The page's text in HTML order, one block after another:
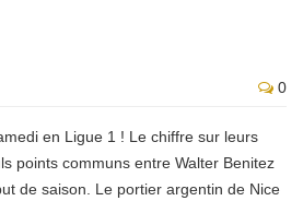
0
en Ligue 1 ! Le chiffre sur leurs
points communs entre Walter Benitez
de saison. Le portier argentin de Nice